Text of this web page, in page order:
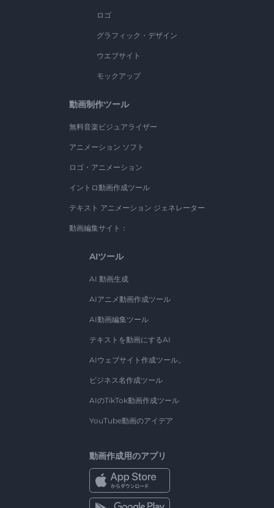
ロゴ
グラフィック・デザイン
ウエブサイト
モックアップ
動画制作ツール
無料音楽ビジュアライザー
アニメーション ソフト
ロゴ・アニメーション
イントロ動画作成ツール
テキスト アニメーション ジェネレーター
動画編集サイト：
AIツール
AI 動画生成
AIアニメ動画作成ツール
AI動画編集ツール
テキストを動画にするAI
AIウェブサイト作成ツール。
ビジネス名作成ツール
AIのTikTok動画作成ツール
YouTube動画のアイデア
動画作成用のアプリ